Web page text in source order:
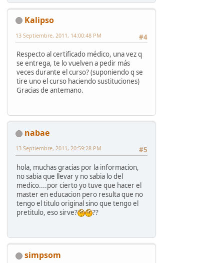
Kalipso
#4
13 Septiembre, 2011, 14:00:48 PM
Respecto al certificado médico, una vez q
se entrega, te lo vuelven a pedir más
veces durante el curso? (suponiendo q se
tire uno el curso haciendo sustituciones)
Gracias de antemano.
nabae
#5
13 Septiembre, 2011, 20:59:28 PM
hola, muchas gracias por la informacion,
no sabia que llevar y no sabia lo del
medico....por cierto yo tuve que hacer el
master en educacion pero resulta que no
tengo el titulo original sino que tengo el
pretitulo, eso sirve?
??
simpsom